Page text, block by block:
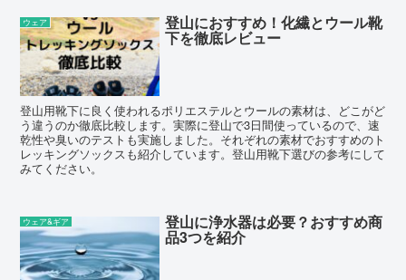
ウェア 登山におすすめ！化繊とウール靴
下を徹底レビュー
登山用靴下に良く使われるポリエステルとウールの素材は、どこがど
う違うのか徹底比較します。実際に登山で3日間使っているので、速
乾性や臭いのテストも実施しました。それぞれの素材でおすすめのト
レッキングソックスも紹介しています。登山用靴下選びの参考にして
みてください。
ウェア&ギア 登山に浄水器は必要？おすすめ商
品3つを紹介